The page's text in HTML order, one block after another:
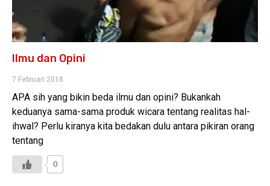
Ilmu dan Opini
7 Februari 2018
APA sih yang bikin beda ilmu dan opini? Bukankah
keduanya sama-sama produk wicara tentang realitas hal-
ihwal? Perlu kiranya kita bedakan dulu antara pikiran orang
tentang
0